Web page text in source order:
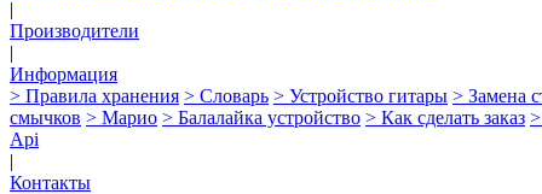
|
Производители
|
Информация
> Правила хранения > Словарь > Устройство гитары > Замена
смычков > Марио > Балалайка устройство > Как сделать заказ
Api
|
Контакты